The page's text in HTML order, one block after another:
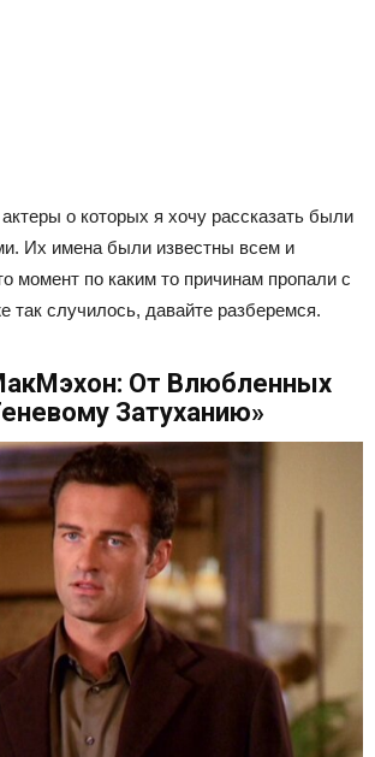
о которых я хочу рассказать были
Их имена были известны всем и
момент по каким то причинам пропали с
так случилось, давайте разберемся.
От Влюбленных
Затуханию»